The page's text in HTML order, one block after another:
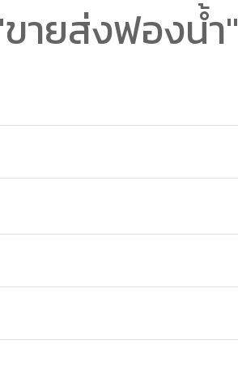
ขายส่งฟองน้ำ"